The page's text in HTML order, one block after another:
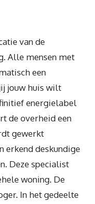
van de
Alle mensen met
een
jouw huis wilt
energielabel
de overheid een
gewerkt
erkend deskundige
Deze specialist
woning. De
In het gedeelte